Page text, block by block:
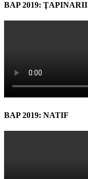
BAP 2019: ŢAPINARII
BAP 2019: NATIF